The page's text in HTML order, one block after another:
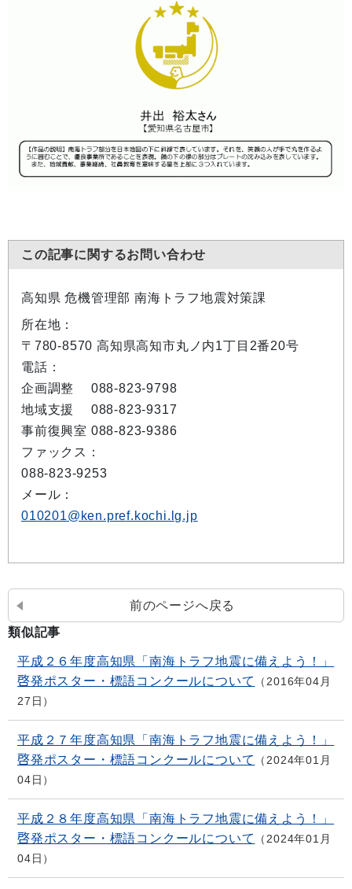
この記事に関するお問い合わせ
高知県 危機管理部 南海トラフ地震対策課
所在地：
〒780-8570 高知県高知市丸ノ内1丁目2番20号
電話：
企画調整 088-823-9798
地域支援 088-823-9317
事前復興室 088-823-9386
ファックス：
088-823-9253
メール：
010201@ken.pref.kochi.lg.jp
前のページへ戻る
類似記事
平成２６年度高知県「南海トラフ地震に備えよう！」
啓発ポスター・標語コンクールについて
2016年04月
27日
平成２７年度高知県「南海トラフ地震に備えよう！」
啓発ポスター・標語コンクールについて
2024年01月
04日
平成２８年度高知県「南海トラフ地震に備えよう！」
啓発ポスター・標語コンクールについて
2024年01月
04日